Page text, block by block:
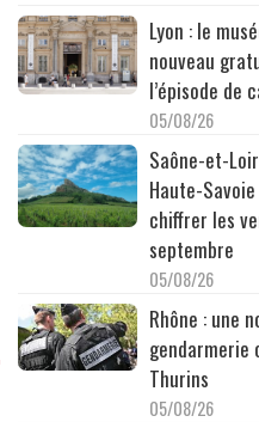
Lyon : le
nouveau
l’épisode de
05/08/26
Saône-et-
Haute-
chiffrer les
septembre
05/08/26
Rhône : une
gendarmerie
Thurins
05/08/26